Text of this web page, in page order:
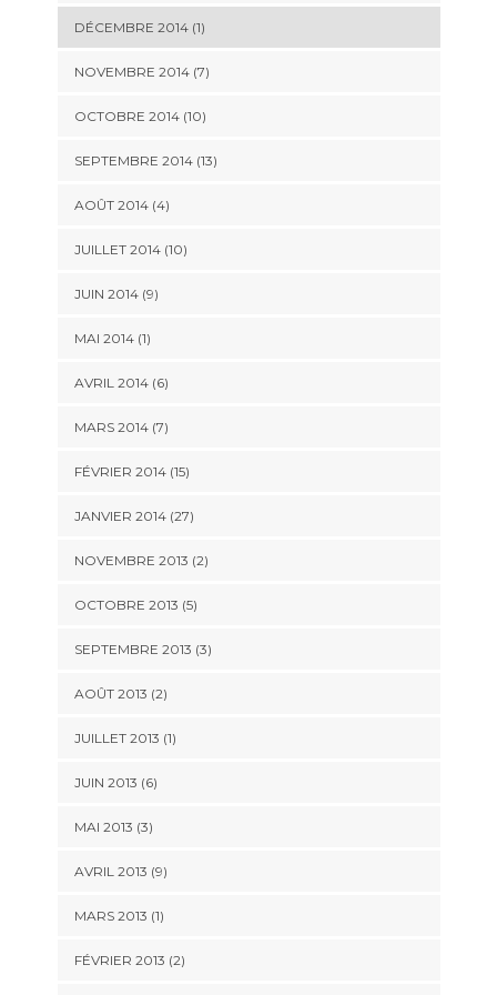
DÉCEMBRE 2014 (1)
NOVEMBRE 2014 (7)
OCTOBRE 2014 (10)
SEPTEMBRE 2014 (13)
AOÛT 2014 (4)
JUILLET 2014 (10)
JUIN 2014 (9)
MAI 2014 (1)
AVRIL 2014 (6)
MARS 2014 (7)
FÉVRIER 2014 (15)
JANVIER 2014 (27)
NOVEMBRE 2013 (2)
OCTOBRE 2013 (5)
SEPTEMBRE 2013 (3)
AOÛT 2013 (2)
JUILLET 2013 (1)
JUIN 2013 (6)
MAI 2013 (3)
AVRIL 2013 (9)
MARS 2013 (1)
FÉVRIER 2013 (2)